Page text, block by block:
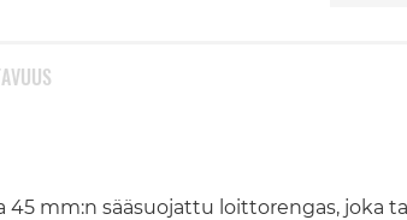
45 mm:n sääsuojattu loittorengas, joka